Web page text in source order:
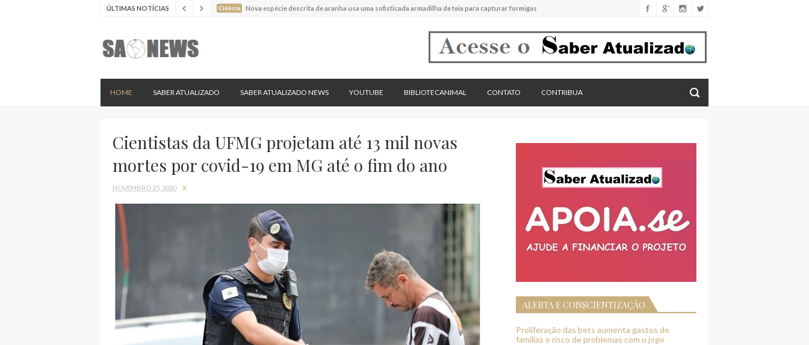
ÚLTIMAS NOTÍCIAS Ciência Estudo experimental mostrou que plantas podem absorver nutrientes através da poeira atmosférica
Batimentos cardíacos promovem supressão do crescimento de cânceres no coração de mamíferos, aponta estudo
HOME SABER ATUALIZADO SABER ATUALIZADO NEWS YOUTUBE BIBLIOTECANIMAL CONTATO CONTRIBUA
Cientistas da UFMG projetam até 13 mil novas
mortes por covid-19 em MG até o fim do ano
NOVEMBRO 25, 2020 X
ALERTA E CONSCIENTIZAÇÃO
Proliferação das bets aumenta gastos de
famílias e risco de problemas com o jogo